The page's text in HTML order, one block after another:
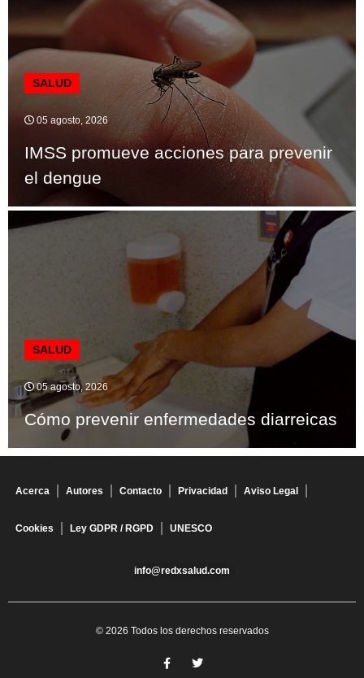
SALUD
05 agosto, 2026
IMSS promueve acciones para prevenir
el dengue
SALUD
05 agosto, 2026
Cómo prevenir enfermedades diarreicas
Acerca Autores Contacto Privacidad Aviso Legal
Cookies Ley GDPR / RGPD UNESCO
info@redxsalud.com
© 2026 Todos los derechos reservados